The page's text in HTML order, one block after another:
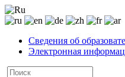
Сведения об
Электронная